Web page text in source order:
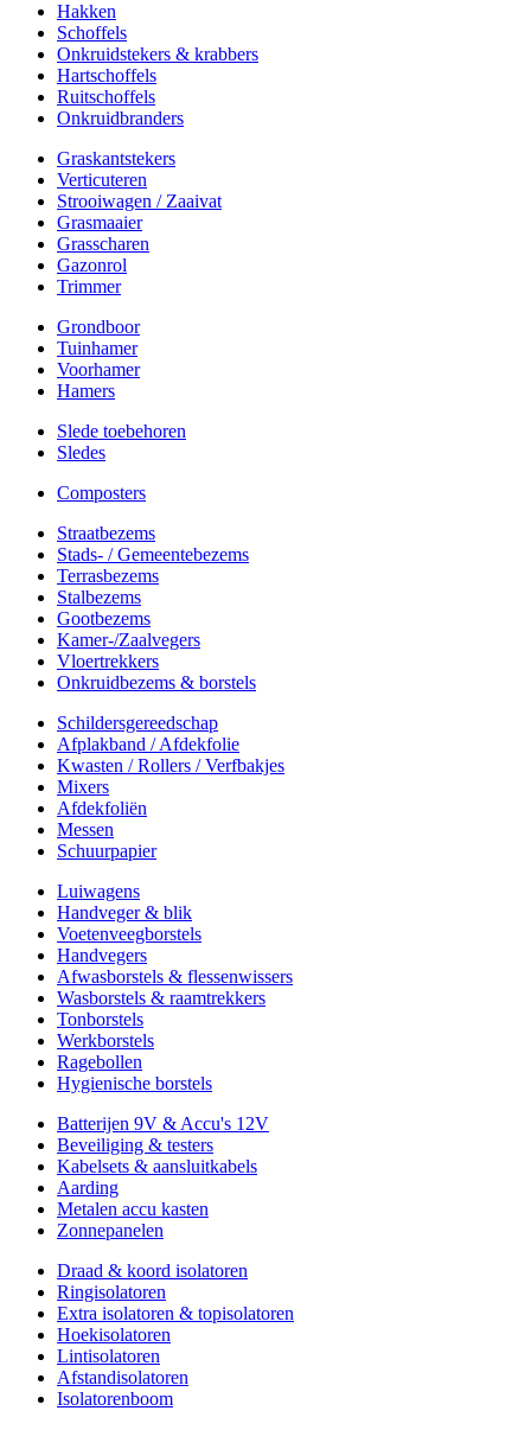
Hakken
Schoffels
Onkruidstekers & krabbers
Hartschoffels
Ruitschoffels
Onkruidbranders
Graskantstekers
Verticuteren
Strooiwagen / Zaaivat
Grasmaaier
Grasscharen
Gazonrol
Trimmer
Grondboor
Tuinhamer
Voorhamer
Hamers
Slede toebehoren
Sledes
Composters
Straatbezems
Stads- / Gemeentebezems
Terrasbezems
Stalbezems
Gootbezems
Kamer-/Zaalvegers
Vloertrekkers
Onkruidbezems & borstels
Schildersgereedschap
Afplakband / Afdekfolie
Kwasten / Rollers / Verfbakjes
Mixers
Afdekfoliën
Messen
Schuurpapier
Luiwagens
Handveger & blik
Voetenveegborstels
Handvegers
Afwasborstels & flessenwissers
Wasborstels & raamtrekkers
Tonborstels
Werkborstels
Ragebollen
Hygienische borstels
Batterijen 9V & Accu's 12V
Beveiliging & testers
Kabelsets & aansluitkabels
Aarding
Metalen accu kasten
Zonnepanelen
Draad & koord isolatoren
Ringisolatoren
Extra isolatoren & topisolatoren
Hoekisolatoren
Lintisolatoren
Afstandisolatoren
Isolatorenboom